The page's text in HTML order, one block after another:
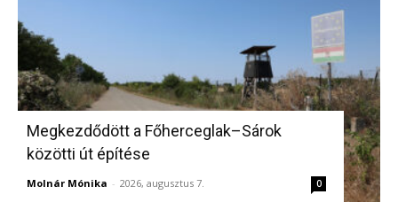
Megkezdődött a Főherceglak–Sárok
közötti út építése
Molnár Mónika - 2026, augusztus 7. 0